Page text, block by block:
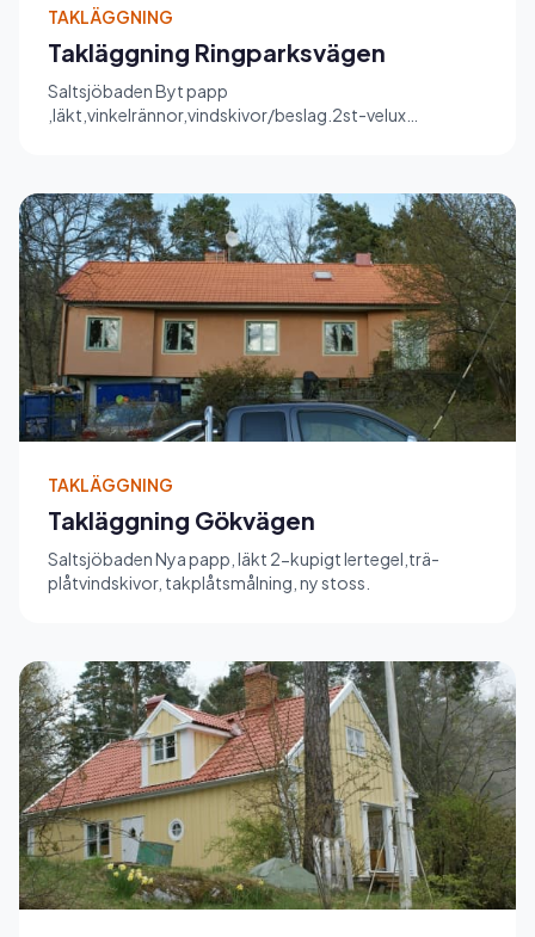
TAKLÄGGNING
Takläggning Ringparksvägen
Saltsjöbaden Byt papp
,läkt,vinkelrännor,vindskivor/beslag.2st-velux
TAKLÄGGNING
Takläggning Gökvägen
Saltsjöbaden Nya papp, läkt 2-kupigt lertegel,trä-
plåtvindskivor, takplåtsmålning, ny stoss.